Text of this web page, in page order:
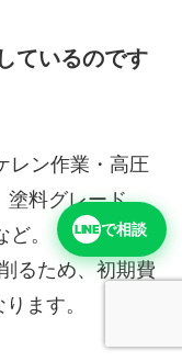
ているのです
レン作業・高圧
料グレード
ど。「見えない
るため、初期費
ます。
LINEで相談